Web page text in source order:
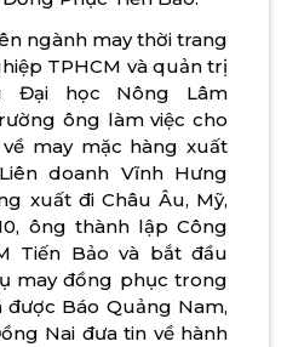
ngành may thời trang
TPHCM và quản trị
Đại học Nông Lâm
ông làm việc cho
may mặc hàng xuất
doanh Vĩnh Hưng
xuất đi Châu Âu, Mỹ,
ông thành lập Công
Tiến Bảo và bắt đầu
may đồng phục trong
được Báo Quảng Nam,
Nai đưa tin về hành